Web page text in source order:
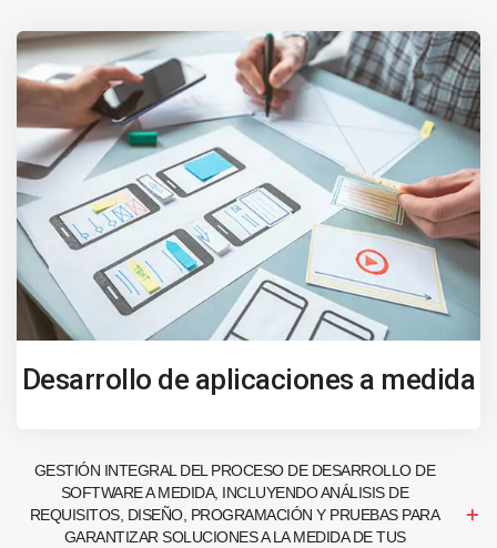
Desarrollo de aplicaciones a medida
GESTIÓN INTEGRAL DEL PROCESO DE DESARROLLO DE
SOFTWARE A MEDIDA, INCLUYENDO ANÁLISIS DE
REQUISITOS, DISEÑO, PROGRAMACIÓN Y PRUEBAS PARA
GARANTIZAR SOLUCIONES A LA MEDIDA DE TUS